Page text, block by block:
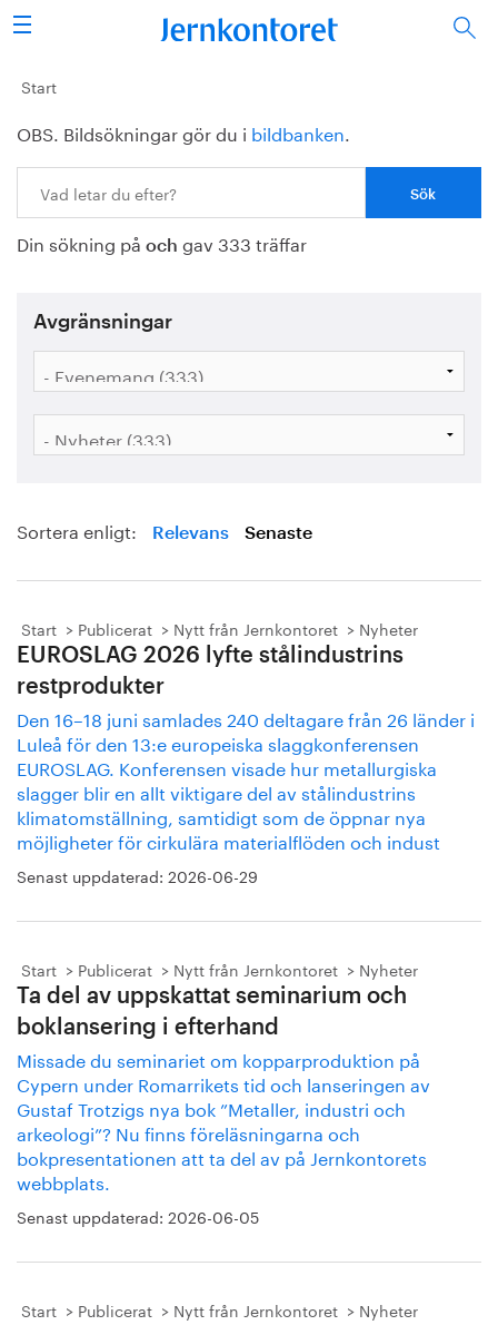
Sök
Stålindustrin
Vision 2050
Forskning/utbildning
Energi/miljö
Vi tycker
Bildbank
Start
OBS. Bildsökningar gör du i bildbanken.
Din sökning på och gav 333 träffar
Avgränsningar
Sortera enligt: Relevans Senaste
Start Publicerat Nytt från Jernkontoret Nyheter
EUROSLAG 2026 lyfte stålindustrins
restprodukter
Den 16–18 juni samlades 240 deltagare från 26 länder i
Luleå för den 13:e europeiska slaggkonferensen
EUROSLAG. Konferensen visade hur metallurgiska
slagger blir en allt viktigare del av stålindustrins
klimatomställning, samtidigt som de öppnar nya
möjligheter för cirkulära materialflöden och indust
Senast uppdaterad: 2026-06-29
Start Publicerat Nytt från Jernkontoret Nyheter
Ta del av uppskattat seminarium och
boklansering i efterhand
Missade du seminariet om kopparproduktion på
Cypern under Romarrikets tid och lanseringen av
Gustaf Trotzigs nya bok ”Metaller, industri och
arkeologi”? Nu finns föreläsningarna och
bokpresentationen att ta del av på Jernkontorets
webbplats.
Senast uppdaterad: 2026-06-05
Start Publicerat Nytt från Jernkontoret Nyheter